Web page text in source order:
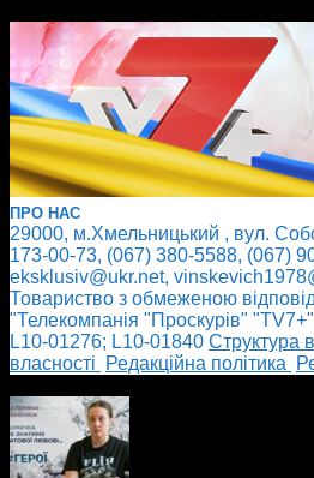
ПРО НАС
29000, м.Хмельницький , вул.
173-00-73, (067) 380-5588, (067)
eksklusiv@ukr.net,
Товариство з обмеженою
"Телекомпанія "Проскурів"
L10-01276; L10-01840 Cтруктура
власності
Редакційна політика